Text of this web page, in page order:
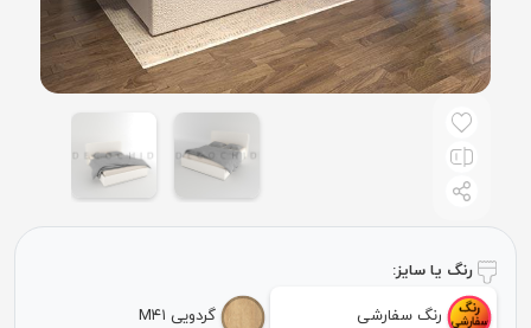
رنگ یا سایز:
رنگ سفارشی گردویی M۴۱